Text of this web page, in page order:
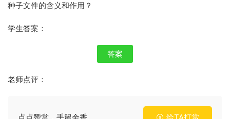
种子文件的含义和作用？
学生答案：
答案
老师点评：